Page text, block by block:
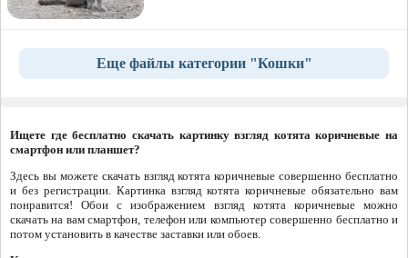
Еще файлы категории "Кошки"
Ищете где бесплатно скачать картинку взгляд котята коричневые на
смартфон или планшет?
Здесь вы можете скачать взгляд котята коричневые совершенно бесплатно
и без регистрации. Картинка взгляд котята коричневые обязательно вам
понравится! Обои с изображением взгляд котята коричневые можно
скачать на вам смартфон, телефон или компьютер совершенно бесплатно и
потом установить в качестве заставки или обоев.